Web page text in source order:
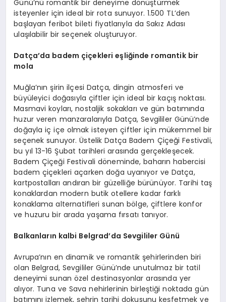
Günü’nü romantik bir deneyime dönüştürmek
isteyenler için ideal bir rota sunuyor. 1.500 TL’den
başlayan feribot bileti fiyatlarıyla da Sakız Adası
ulaşılabilir bir seçenek oluşturuyor.
Datça’da badem çiçekleri eşliğinde romantik bir
mola
Muğla’nın şirin ilçesi Datça, dingin atmosferi ve
büyüleyici doğasıyla çiftler için ideal bir kaçış noktası.
Masmavi koyları, nostaljik sokakları ve gün batımında
huzur veren manzaralarıyla Datça, Sevgililer Günü’nde
doğayla iç içe olmak isteyen çiftler için mükemmel bir
seçenek sunuyor. Üstelik Datça Badem Çiçeği Festivali,
bu yıl 13-16 Şubat tarihleri arasında gerçekleşecek.
Badem Çiçeği Festivali döneminde, baharın habercisi
badem çiçekleri açarken doğa uyanıyor ve Datça,
kartpostalları andıran bir güzelliğe bürünüyor. Tarihi taş
konaklardan modern butik otellere kadar farklı
konaklama alternatifleri sunan bölge, çiftlere konfor
ve huzuru bir arada yaşama fırsatı tanıyor.
Balkanların kalbi Belgrad’da Sevgililer Günü
Avrupa’nın en dinamik ve romantik şehirlerinden biri
olan Belgrad, Sevgililer Günü’nde unutulmaz bir tatil
deneyimi sunan özel destinasyonlar arasında yer
alıyor. Tuna ve Sava nehirlerinin birleştiği noktada gün
batımını izlemek, şehrin tarihi dokusunu keşfetmek ve